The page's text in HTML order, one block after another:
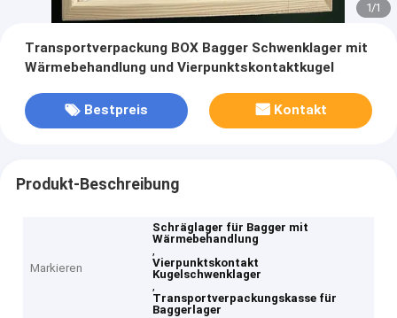
1/1
Transportverpackung BOX Bagger Schwenklager mit
Wärmebehandlung und Vierpunktskontaktkugel
Bestpreis Kontakt
Produkt-Beschreibung
Markieren
Schräglager für Bagger mit
Wärmebehandlung
,
Vierpunktskontakt
Kugelschwenklager
,
Transportverpackungskasse für
Baggerlager